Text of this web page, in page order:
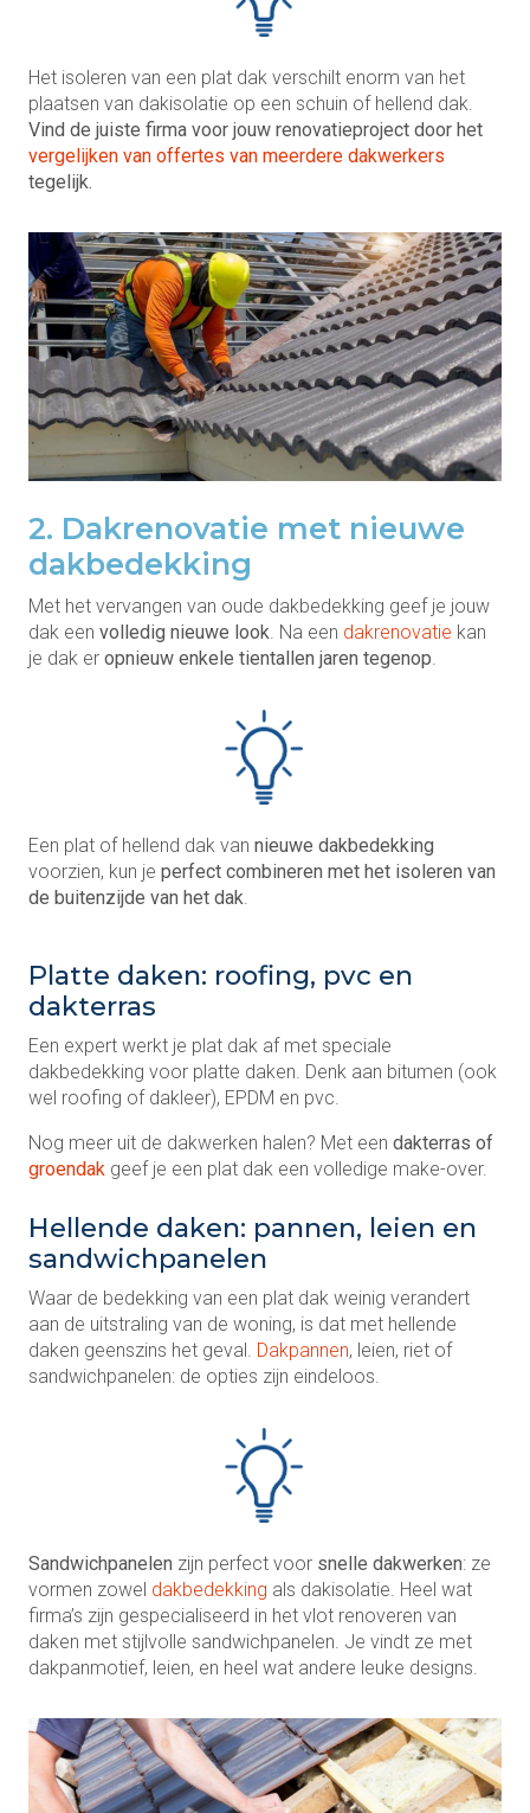
Het isoleren van een plat dak verschilt enorm van het
plaatsen van dakisolatie op een schuin of hellend dak.
Vind de juiste firma voor jouw renovatieproject door het
vergelijken van offertes van meerdere dakwerkers
tegelijk.
2. Dakrenovatie met nieuwe
dakbedekking
Met het vervangen van oude dakbedekking geef je jouw
dak een volledig nieuwe look . Na een dakrenovatie kan
je dak er opnieuw enkele tientallen jaren tegenop
Een plat of hellend dak van nieuwe dakbedekking
voorzien, kun je perfect combineren met het isoleren van
de buitenzijde van het dak
Platte daken: roofing, pvc en
dakterras
Een expert werkt je plat dak af met speciale
dakbedekking voor platte daken. Denk aan bitumen (ook
wel roofing of dakleer), EPDM en pvc.
Nog meer uit de dakwerken halen? Met een dakterras of
groendak geef je een plat dak een volledige make-over.
Hellende daken: pannen, leien en
sandwichpanelen
Waar de bedekking van een plat dak weinig verandert
aan de uitstraling van de woning, is dat met hellende
daken geenszins het geval. Dakpannen, leien, riet of
sandwichpanelen: de opties zijn eindeloos.
Sandwichpanelen zijn perfect voor snelle dakwerken: ze
vormen zowel dakbedekking als dakisolatie. Heel wat
firma’s zijn gespecialiseerd in het vlot renoveren van
daken met stijlvolle sandwichpanelen. Je vindt ze met
dakpanmotief, leien, en heel wat andere leuke designs.